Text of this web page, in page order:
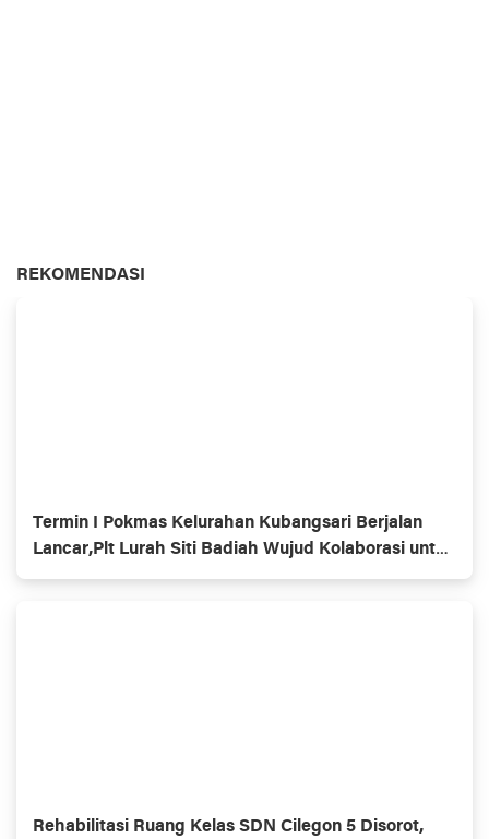
REKOMENDASI
Termin I Pokmas Kelurahan Kubangsari Berjalan
Lancar,Plt Lurah Siti Badiah Wujud Kolaborasi untuk
Kemajuan Lingkungan
Rehabilitasi Ruang Kelas SDN Cilegon 5 Disorot,